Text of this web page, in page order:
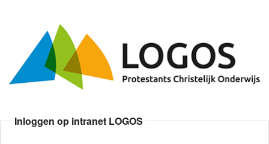
Inloggen op intranet LOGOS